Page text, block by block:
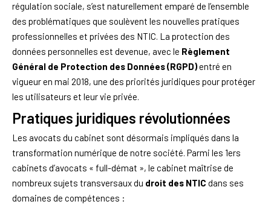
régulation sociale, s’est naturellement emparé de l’ensemble
des problématiques que soulèvent les nouvelles pratiques
professionnelles et privées des NTIC. La protection des
données personnelles est devenue, avec le Règlement
Général de Protection des Données (RGPD)entré en
vigueur en mai 2018, une des priorités juridiques pour protéger
les utilisateurs et leur vie privée.
Pratiques juridiques révolutionnées
Les avocats du cabinet sont désormais impliqués dans la
transformation numérique de notre société. Parmi les 1ers
cabinets d’avocats « full-démat », le cabinet maîtrise de
nombreux sujets transversaux du droit des NTIC dans ses
domaines de compétences :